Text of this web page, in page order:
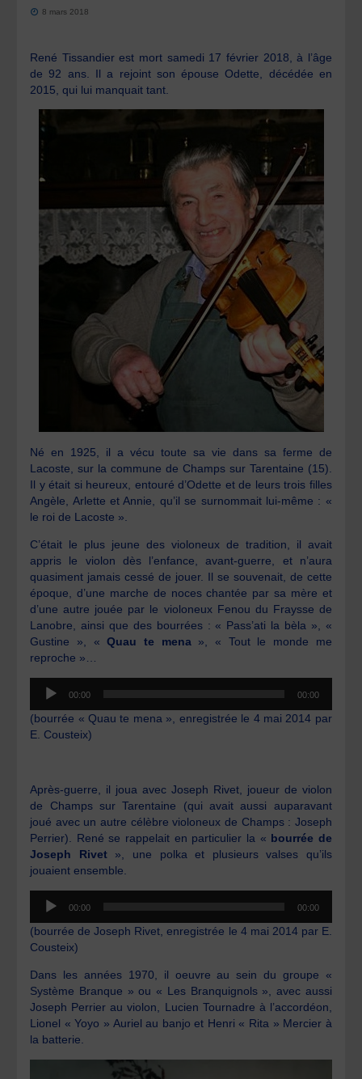
8 mars 2018
René Tissandier est mort samedi 17 février 2018, à l’âge
de 92 ans. Il a rejoint son épouse Odette, décédée en
2015, qui lui manquait tant.
Né en 1925, il a vécu toute sa vie dans sa ferme de
Lacoste, sur la commune de Champs sur Tarentaine (15).
Il y était si heureux, entouré d’Odette et de leurs trois filles
Angèle, Arlette et Annie, qu’il se surnommait lui-même : «
le roi de Lacoste ».
C’était le plus jeune des violoneux de tradition, il avait
appris le violon dès l’enfance, avant-guerre, et n’aura
quasiment jamais cessé de jouer. Il se souvenait, de cette
époque, d’une marche de noces chantée par sa mère et
d’une autre jouée par le violoneux Fenou du Fraysse de
Lanobre, ainsi que des bourrées : « Pass’ati la bèla », «
Gustine », «Quau te mena », « Tout le monde me
reproche »…
Lecteur
audio
00:00 00:00
(bourrée « Quau te mena », enregistrée le 4 mai 2014 par
E. Cousteix)
Après-guerre, il joua avec Joseph Rivet, joueur de violon
de Champs sur Tarentaine (qui avait aussi auparavant
joué avec un autre célèbre violoneux de Champs : Joseph
Perrier). René se rappelait en particulier la « bourrée de
Joseph Rivet», une polka et plusieurs valses qu’ils
jouaient ensemble.
Lecteur
audio
00:00 00:00
(bourrée de Joseph Rivet, enregistrée le 4 mai 2014 par E.
Cousteix)
Dans les années 1970, il oeuvre au sein du groupe «
Système Branque » ou « Les Branquignols », avec aussi
Joseph Perrier au violon, Lucien Tournadre à l’accordéon,
Lionel « Yoyo » Auriel au banjo et Henri « Rita » Mercier à
la batterie.